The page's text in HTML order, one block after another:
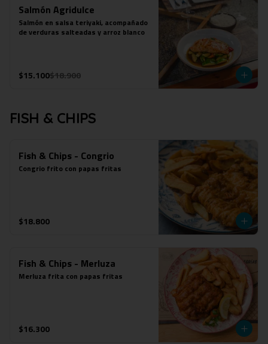
Salmón Agridulce
Salmón en salsa teriyaki, acompañado
de verduras salteadas y arroz blanco
$15.100$18.900
FISH & CHIPS
Fish & Chips - Congrio
Congrio frito con papas fritas
$18.800
Fish & Chips - Merluza
Merluza frita con papas fritas
$16.300